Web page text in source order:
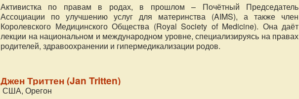
Активистка по правам в родах, в прошлом – Почётный Председатель
Ассоциации по улучшению услуг для материнства (AIMS), а также член
Королевского Медицинского Общества (Royal Society of Medicine). Она даёт
лекции на национальном и международном уровне, специализируясь на правах
родителей, здравоохранении и гипермедикализации родов.
Джен Триттен (Jan Tritten)
США, Орегон